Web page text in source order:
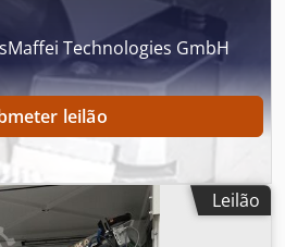
Technologies GmbH
leilão
Leilão